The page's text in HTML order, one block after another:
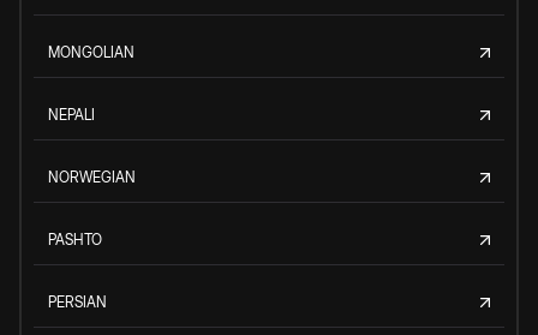
MONGOLIAN
NEPALI
NORWEGIAN
PASHTO
PERSIAN